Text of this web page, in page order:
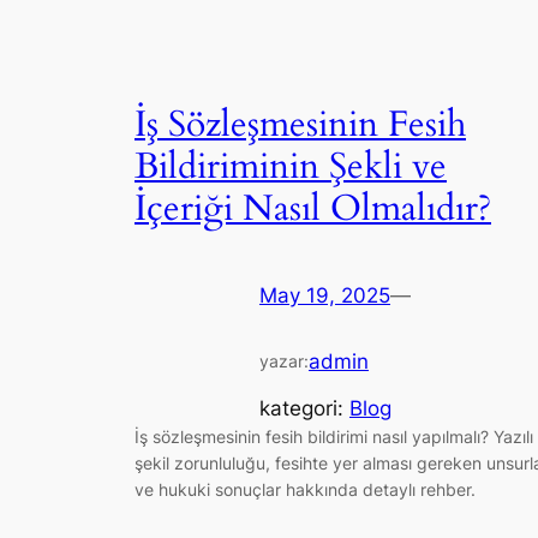
İş Sözleşmesinin Fesih
Bildiriminin Şekli ve
İçeriği Nasıl Olmalıdır?
May 19, 2025—
yazar:admin
kategori: Blog
İş sözleşmesinin fesih bildirimi nasıl yapılmalı? Yazılı
şekil zorunluluğu, fesihte yer alması gereken
ve hukuki sonuçlar hakkında detaylı rehber.